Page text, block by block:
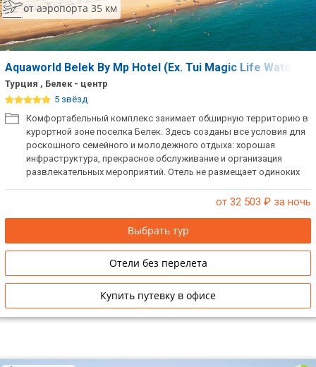
от аэропорта 35 км
Aquaworld Belek By Mp Hotel (Ex. Tui Magic Life
Турция , Белек - центр
5 звёзд
Комфортабельный комплекс занимает обширную территорию в
курортной зоне поселка Белек. Здесь созданы все условия для
роскошного семейного и молодежного отдыха: хорошая
инфраструктура, прекрасное обслуживание и организация
развлекательных мероприятий. Отель не размещает одиноких
от 32 503 ₽ за ночь
Выбрать тур
Отели без перелета
Купить путевку в офисе